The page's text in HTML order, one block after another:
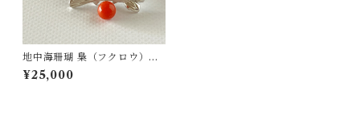
地中海珊瑚 梟（フクロウ）ピ
ンタックブローチ SV
¥25,000